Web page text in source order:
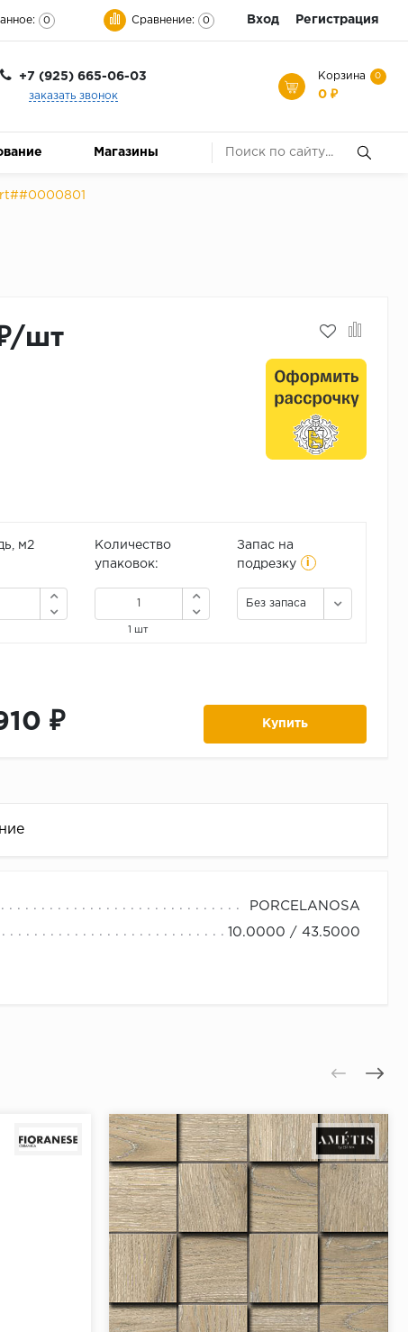
0 Сравнение: 0 Вход Регистрация
+7 (925) 665-06-03
заказать звонок
Корзина 0
0 ₽
Магазины
шт
м2
Количество
упаковок:
1 шт
Запас на
подрезку
i
Без запаса
₽ Купить
PORCELANOSA
10.0000 / 43.5000